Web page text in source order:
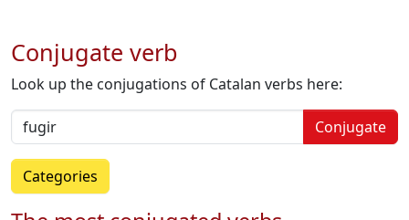
Conjugate verb
Look up the conjugations of Catalan verbs here:
Conjugate
Categories